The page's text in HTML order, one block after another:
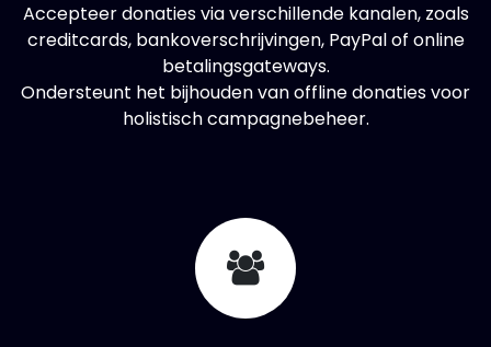
Accepteer donaties via verschillende kanalen, zoals
creditcards, bankoverschrijvingen, PayPal of online
betalingsgateways.
Ondersteunt het bijhouden van offline donaties voor
holistisch campagnebeheer.